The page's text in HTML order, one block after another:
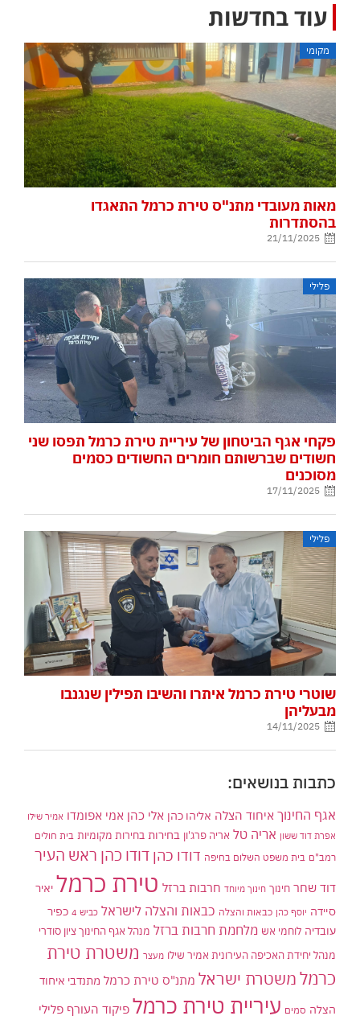
עוד בחדשות
מקומי
מאות מעובדי מתנ"ס טירת כרמל התאגדו
בהסתדרות
21/11/2025
פלילי
פקחי אגף הביטחון של עיריית טירת כרמל תפסו שני
חשודים שברשותם חומרים החשודים כסמים
מסוכנים
17/11/2025
פלילי
שוטרי טירת כרמל איתרו והשיבו תפילין שנגנבו
מבעליהן
14/11/2025
כתבות בנושאים:
אגף החינוך איחוד הצלה אליהו כהן אלי כהן אמי אפומדו אמיר שילו
אפרת דוד ששון אריה טל אריה פרג'ון בחירות בחירות מקומיות בית חולים
רמב"ם בית משפט השלום בחיפה דודו כהן דודו כהן ראש העיר
דוד שחר חינוך חינוך מיוחד חרבות ברזל טירת כרמל יאיר
סיידה יוסף כהן כבאות והצלה כבאות והצלה לישראל כביש 4
כפיר
עובדיה לוחמי אש מלחמת חרבות ברזל מנהל אגף החינוך ציון סודרי
מנהל יחידת האכיפה העירונית אמיר שילו מעצר משטרת טירת
כרמלמשטרת ישראל מתנ"ס טירת כרמל מתנדבי איחוד
הצלה סמים עיריית טירת כרמל פיקוד העורף פלילי